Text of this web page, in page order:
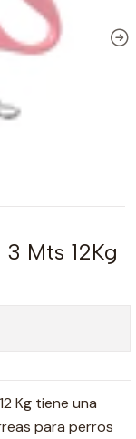
Mts 12Kg
Kg tiene una
para perros